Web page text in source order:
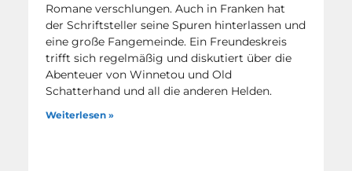
Romane verschlungen. Auch in Franken hat
der Schriftsteller seine Spuren hinterlassen und
eine große Fangemeinde. Ein Freundeskreis
trifft sich regelmäßig und diskutiert über die
Abenteuer von Winnetou und Old
Schatterhand und all die anderen Helden.
Weiterlesen »